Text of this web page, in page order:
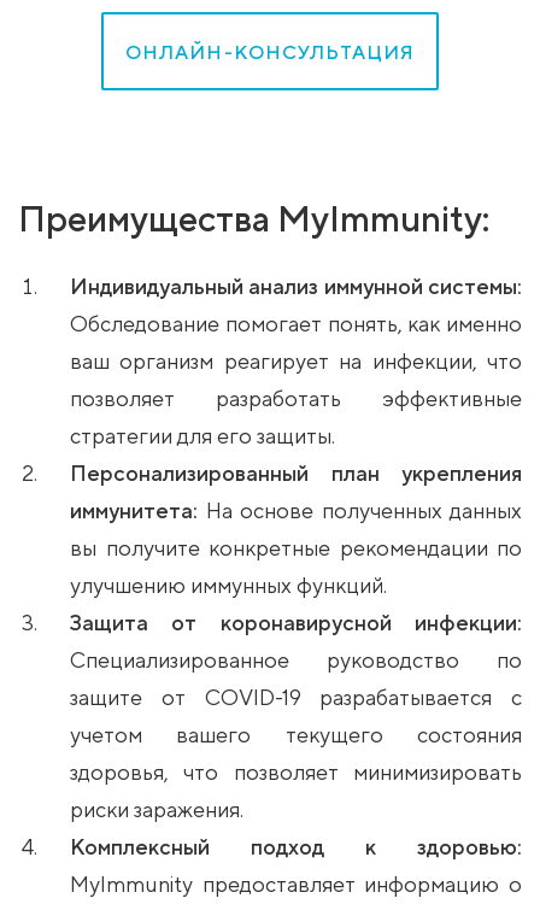
ОНЛАЙН-КОНСУЛЬТАЦИЯ
Преимущества MyImmunity:
Индивидуальный анализ иммунной системы:
Обследование помогает понять, как именно
ваш организм реагирует на инфекции, что
позволяет разработать эффективные
стратегии для его защиты.
Персонализированный план укрепления
иммунитета: На основе полученных данных
вы получите конкретные рекомендации по
улучшению иммунных функций.
Защита от коронавирусной инфекции:
Специализированное руководство по
защите от COVID-19 разрабатывается с
учетом вашего текущего состояния
здоровья, что позволяет минимизировать
риски заражения.
Комплексный подход к здоровью:
MyImmunity предоставляет информацию о